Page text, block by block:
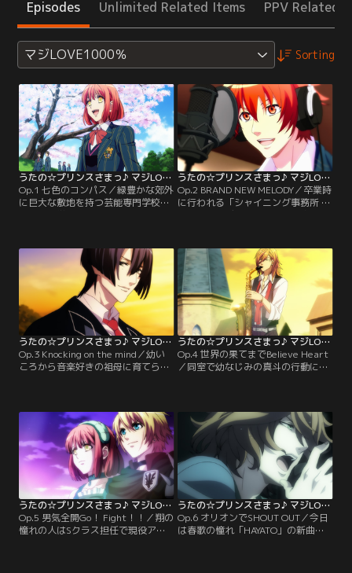
Episodes Unlimited Related Items PPV Related
マジLOVE1000％ Sorting
うたの☆プリンスさまっ♪ マジLOVE1000％ 第01話
Op.1 七色のコンパス／緑豊かな郊外
に巨大な敷地を持つ芸能専門学校
海春歌。超人気アイドル
「HAYATO」に憧れ、作曲家を夢見
た少女の前に現れる数々の試練と、
麗しき、うたのプリンスたちの物語
が今始まる…！【提供：バンダイチ
ャンネル】
うたの☆プリンスさまっ♪ マジLOVE1000％ 第02話
Op.2 BRAND NEW MELODY／卒業時
に行われる「シャイニング事務所 新
人発掘オーディション」の合格を目
実習」。しかしよりによって譜面が
書けない春歌、作詞の経験がない音
也がペアになる。果たして2人は課
題をクリアできるのか…？！【提
供：バンダイチャンネル】
うたの☆プリンスさまっ♪ マジLOVE1000％ 第03話
Op.3 Knocking on the mind／幼い
ころから音楽好きの祖母に育てられ
い。生徒たちの中傷の言葉に萎縮
し、ますます塞ぎこむその姿を見か
ねて、真斗がある行動を起こす。
【提供：バンダイチャンネル】
うたの☆プリンスさまっ♪ マジLOVE1000％ 第04話
Op.4 世界の果てまでBelieve Heart
／同室で幼なじみの真斗の行動に触
学園から最後通告を受け、退学すら
ほのめかされたことを知った春歌
は、レンに課題を期日までに提出す
るよう懇願するのだが…？【提供：
バンダイチャンネル】
うたの☆プリンスさまっ♪ マジLOVE1000％ 第05話
Op.5 男気全開Go！ Fight！！／翔の
憧れの人はSクラス担任で現役アイ
うたの☆プリンスさまっ♪ マジLOVE1000％ 第06話
Op.6 オリオンでSHOUT OUT／今日
は春歌の憧れ「HAYATO」の新曲発